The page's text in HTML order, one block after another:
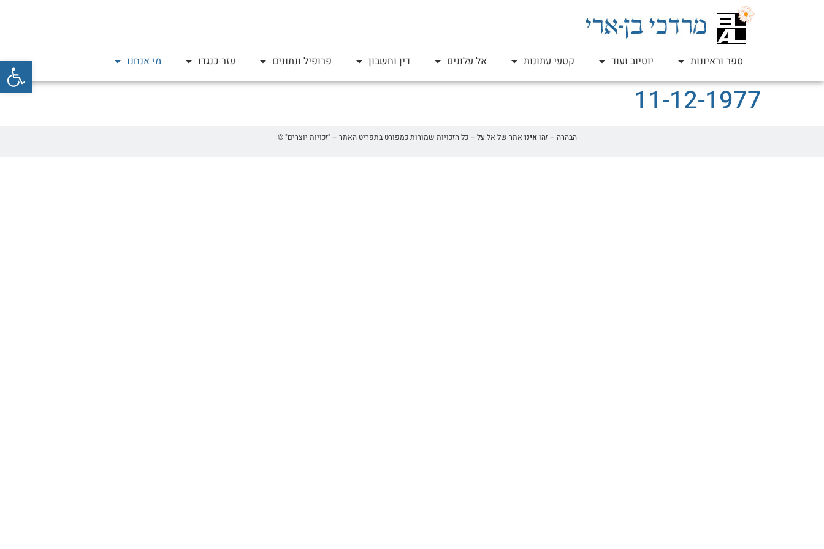
פתח ספר וראיונות יוטיוב ועוד קטעי עתונות אל עלונים דין וחשבון פרופיל ונתונים עזר כנגדו מי אנחנו
11-12-1977
הבהרה – זהואינו אתר של אל על – כל הזכויות שמורות כמפורט בתפריט האתר – "זכויות יוצרים" ©